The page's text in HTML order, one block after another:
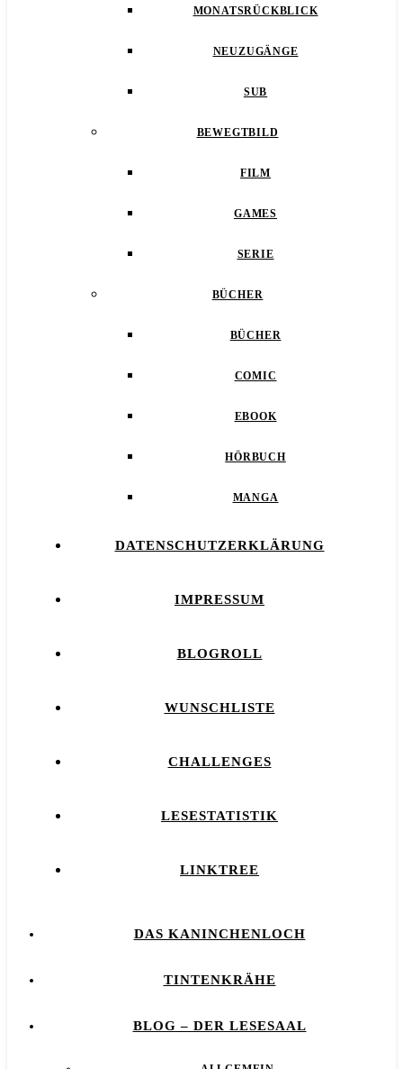
MONATSRÜCKBLICK
NEUZUGÄNGE
SUB
BEWEGTBILD
FILM
GAMES
SERIE
BÜCHER
BÜCHER
COMIC
EBOOK
HÖRBUCH
MANGA
DATENSCHUTZERKLÄRUNG
IMPRESSUM
BLOGROLL
WUNSCHLISTE
CHALLENGES
LESESTATISTIK
LINKTREE
DAS KANINCHENLOCH
TINTENKRÄHE
BLOG – DER LESESAAL